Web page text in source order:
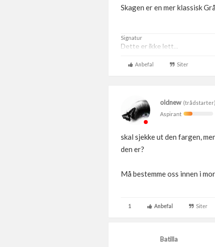
Skagen er en mer klassisk
Signatur
Dette er ikke lett...
Anbefal Siter
oldnew(trådstarter)
Aspirant
skal sjekke ut den fargen,
den er?
Må bestemme oss innen i
1 Anbefal Siter
Batilla